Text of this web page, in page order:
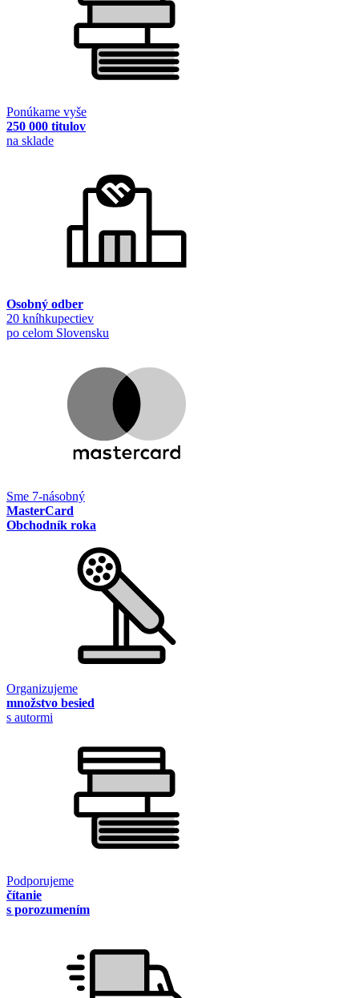
Ponúkame vyše
250 000 titulov
na sklade
Osobný odber
20 kníhkupectiev
po celom Slovensku
Sme 7-násobný
MasterCard
Obchodník roka
Organizujeme
množstvo besied
s autormi
Podporujeme
čítanie
s porozumením